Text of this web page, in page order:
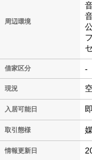
周辺環境
借家区分 -
現況
入居可能日
取引態様
情報更新日